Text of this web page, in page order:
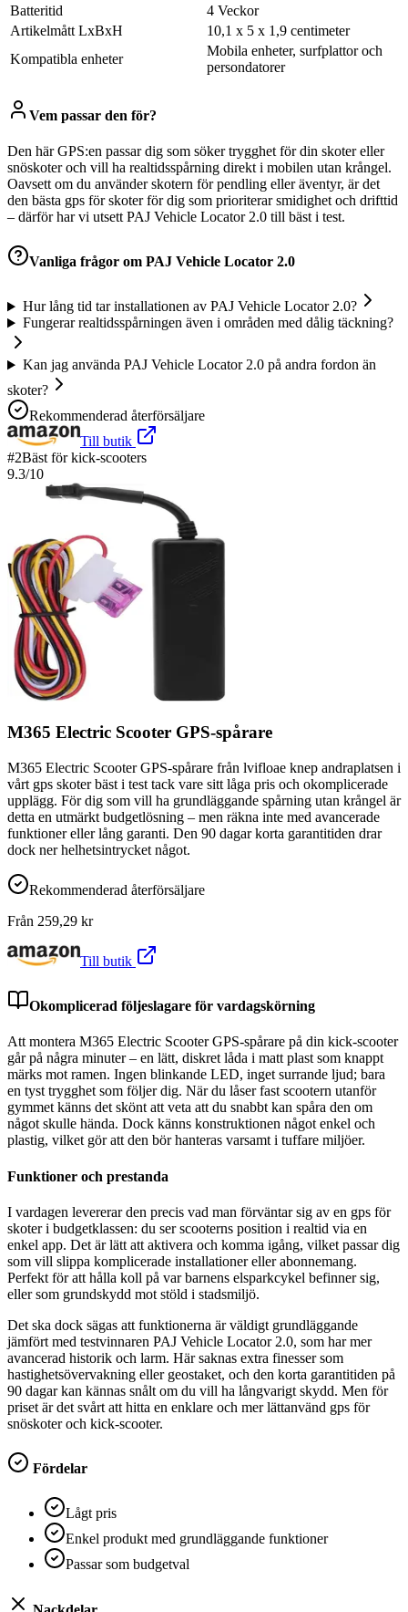
Batteritid
4 Veckor
Artikelmått LxBxH
10,1 x 5 x 1,9 centimeter
Kompatibla enheter
Mobila enheter, surfplattor och
persondatorer
Vem passar den för?
Den här GPS:en passar dig som söker trygghet för din skoter eller
snöskoter och vill ha realtidsspårning direkt i mobilen utan krångel.
Oavsett om du använder skotern för pendling eller äventyr, är det
den bästa gps för skoter för dig som prioriterar smidighet och drifttid
– därför har vi utsett PAJ Vehicle Locator 2.0 till bäst i test.
Vanliga frågor om PAJ Vehicle Locator 2.0
Hur lång tid tar installationen av PAJ Vehicle Locator 2.0?
Fungerar realtidsspårningen även i områden med dålig täckning?
Kan jag använda PAJ Vehicle Locator 2.0 på andra fordon än
skoter?
Rekommenderad återförsäljare
Till butik
#2Bäst för kick-scooters
9.3/10
M365 Electric Scooter GPS-spårare
M365 Electric Scooter GPS-spårare från lvifloae knep andraplatsen i
vårt gps skoter bäst i test tack vare sitt låga pris och okomplicerade
upplägg. För dig som vill ha grundläggande spårning utan krångel är
detta en utmärkt budgetlösning – men räkna inte med avancerade
funktioner eller lång garanti. Den 90 dagar korta garantitiden drar
dock ner helhetsintrycket något.
Rekommenderad återförsäljare
Från 259,29 kr
Till butik
Okomplicerad följeslagare för vardagskörning
Att montera M365 Electric Scooter GPS-spårare på din kick-scooter
går på några minuter – en lätt, diskret låda i matt plast som knappt
märks mot ramen. Ingen blinkande LED, inget surrande ljud; bara
en tyst trygghet som följer dig. När du låser fast scootern utanför
gymmet känns det skönt att veta att du snabbt kan spåra den om
något skulle hända. Dock känns konstruktionen något enkel och
plastig, vilket gör att den bör hanteras varsamt i tuffare miljöer.
Funktioner och prestanda
I vardagen levererar den precis vad man förväntar sig av en gps för
skoter i budgetklassen: du ser scooterns position i realtid via en
enkel app. Det är lätt att aktivera och komma igång, vilket passar dig
som vill slippa komplicerade installationer eller abonnemang.
Perfekt för att hålla koll på var barnens elsparkcykel befinner sig,
eller som grundskydd mot stöld i stadsmiljö.
Det ska dock sägas att funktionerna är väldigt grundläggande
jämfört med testvinnaren PAJ Vehicle Locator 2.0, som har mer
avancerad historik och larm. Här saknas extra finesser som
hastighetsövervakning eller geostaket, och den korta garantitiden på
90 dagar kan kännas snålt om du vill ha långvarigt skydd. Men för
priset är det svårt att hitta en enklare och mer lättanvänd gps för
snöskoter och kick-scooter.
Fördelar
Lågt pris
Enkel produkt med grundläggande funktioner
Passar som budgetval